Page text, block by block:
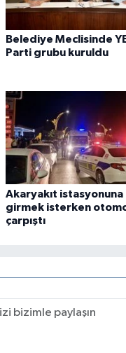
Belediye Meclisinde
Parti grubu kuruldu
Akaryakıt istasyonuna
girmek isterken
çarpıştı